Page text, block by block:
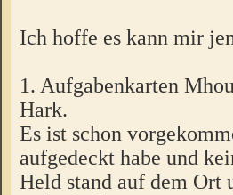
Ich hoffe es kann mir
1. Aufgabenkarten
Hark.
Es ist schon
aufgedeckt habe und
Held stand auf dem Ort